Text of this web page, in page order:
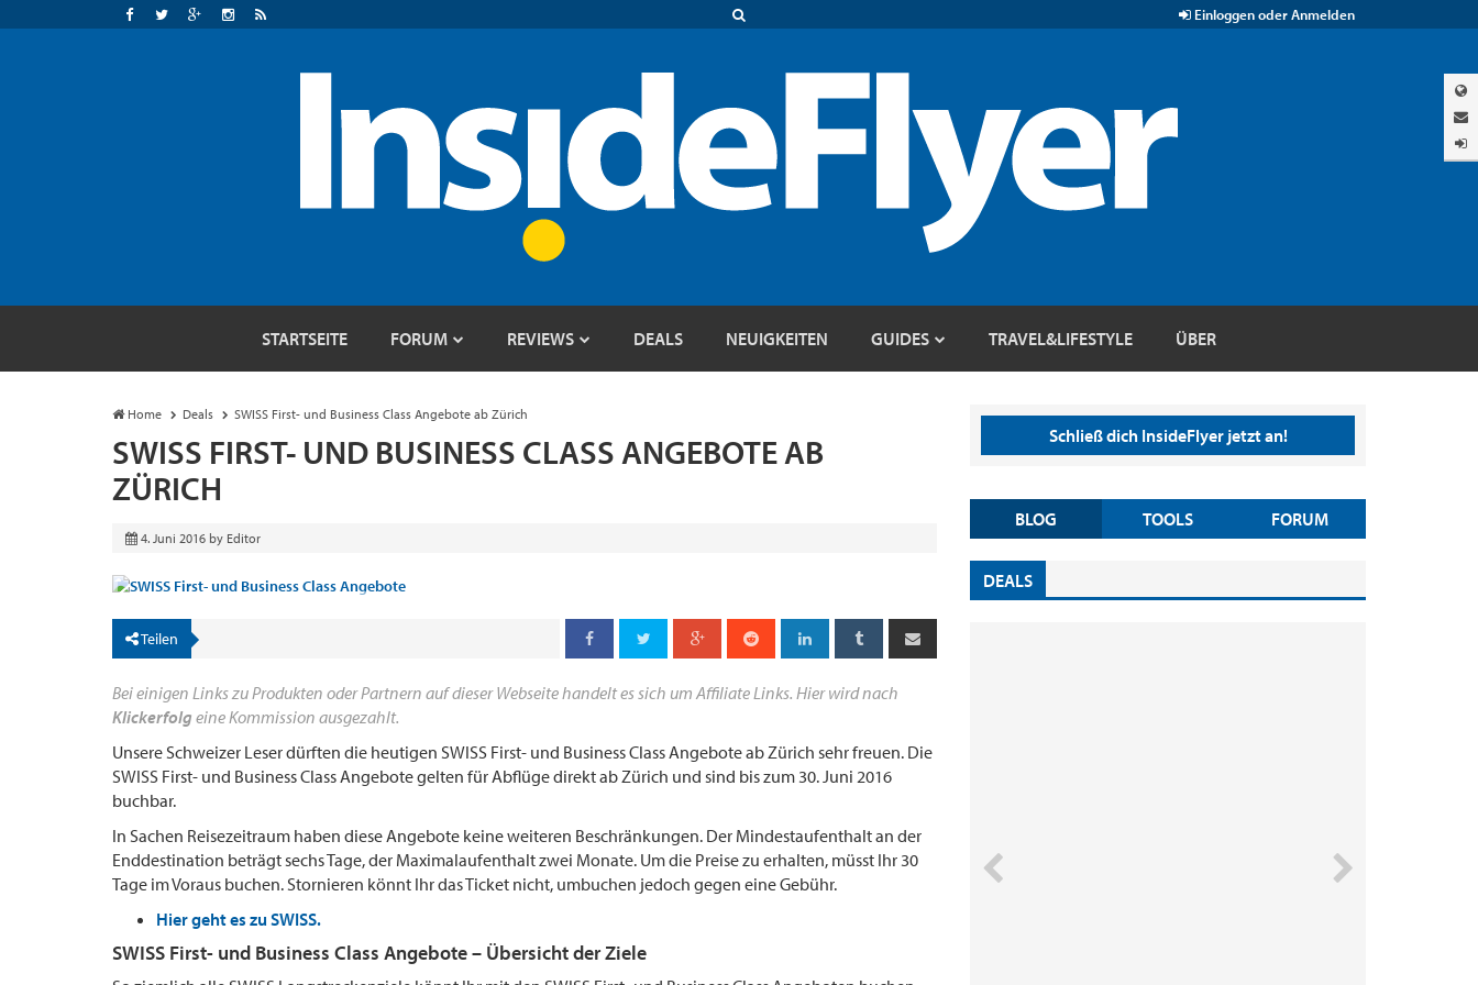
Einloggen oder Anmelden
STARTSEITE FORUM REVIEWS DEALS NEUIGKEITEN GUIDES TRAVEL&LIFESTYLE ÜBER
Home Deals SWISS First- und Business Class Angebote ab Zürich
SWISS FIRST- UND BUSINESS CLASS ANGEBOTE AB
ZÜRICH
4. Juni 2016 by Editor
Teilen
Bei einigen Links zu Produkten oder Partnern auf dieser Webseite handelt es sich um Affiliate Links. Hier wird nach
Klickerfolg eine Kommission ausgezahlt.
Unsere Schweizer Leser dürften die heutigen SWISS First- und Business Class Angebote ab Zürich sehr freuen. Die
SWISS First- und Business Class Angebote gelten für Abflüge direkt ab Zürich und sind bis zum 30. Juni 2016
buchbar.
In Sachen Reisezeitraum haben diese Angebote keine weiteren Beschränkungen. Der Mindestaufenthalt an der
Enddestination beträgt sechs Tage, der Maximalaufenthalt zwei Monate. Um die Preise zu erhalten, müsst Ihr 30
Tage im Voraus buchen. Stornieren könnt Ihr das Ticket nicht, umbuchen jedoch gegen eine Gebühr.
Hier geht es zu SWISS.
SWISS First- und Business Class Angebote – Übersicht der Ziele
Schließ dich InsideFlyer jetzt an!
BLOG TOOLS FORUM
DEALS